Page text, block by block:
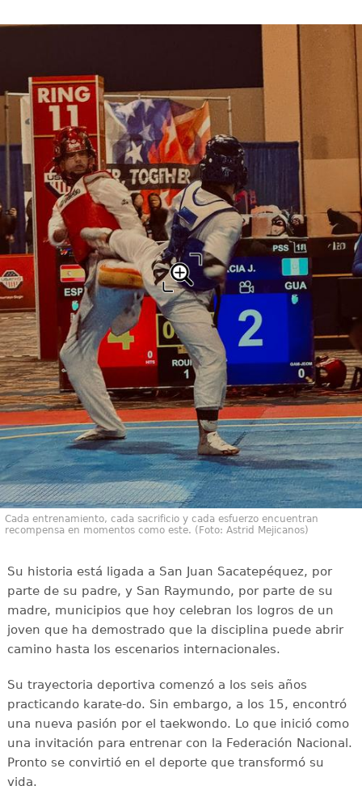
Cada entrenamiento, cada sacrificio y cada esfuerzo encuentran
recompensa en momentos como este. (Foto: Astrid Mejicanos)
Su historia está ligada a San Juan Sacatepéquez, por
parte de su padre, y San Raymundo, por parte de su
madre, municipios que hoy celebran los logros de un
joven que ha demostrado que la disciplina puede abrir
camino hasta los escenarios internacionales.
Su trayectoria deportiva comenzó a los seis años
practicando karate-do. Sin embargo, a los 15, encontró
una nueva pasión por el taekwondo. Lo que inició como
una invitación para entrenar con la Federación Nacional.
Pronto se convirtió en el deporte que transformó su
vida.